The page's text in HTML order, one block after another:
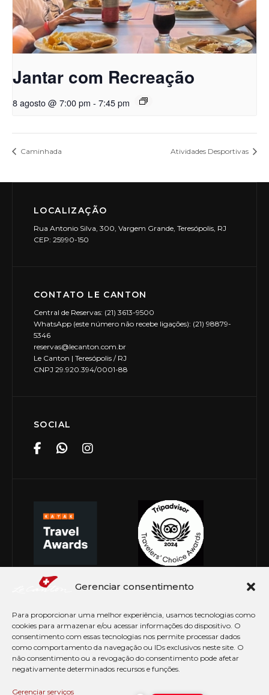
Gerenciar consentimento
Para proporcionar uma melhor experiência, usamos tecnologias como
cookies para armazenar e/ou acessar informações do dispositivo. O
consentimento com essas tecnologias nos permite processar dados
como comportamento da navegação ou IDs exclusivos neste site. O
não consentimento ou a revogação do consentimento pode afetar
negativamente determinados recursos e funções.
Gerenciar serviços
Jantar com Recreação
8 agosto @ 7:00 pm - 7:45 pm
Caminhada Atividades Desportivas
LOCALIZAÇÃO
Rua Antonio Silva, 300, Vargem Grande, Teresópolis, RJ
CEP: 25990-150
CONTATO LE CANTON
Central de Reservas: (21) 3613-9500
WhatsApp (este número não recebe ligações): (21) 98879-
5346
reservas@lecanton.com.br
Le Canton | Teresópolis / RJ
CNPJ 29.920.394/0001-88
SOCIAL
© Copyright 2026 Le Canton. Todos os direitos